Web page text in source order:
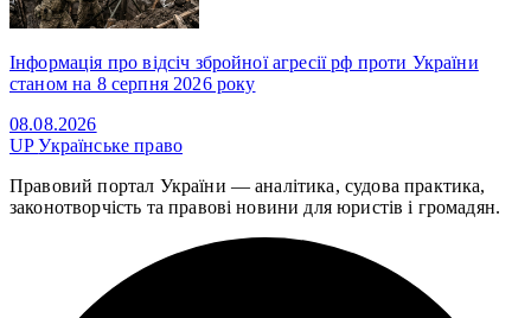
Інформація про відсіч збройної агресії рф проти України
станом на 8 серпня 2026 року
08.08.2026
UPУкраїнське право
Правовий портал України — аналітика, судова практика,
законотворчість та правові новини для юристів і громадян.